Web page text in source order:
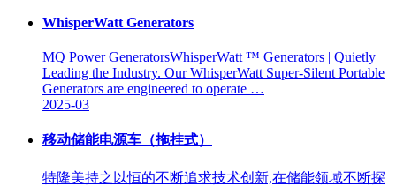
WhisperWatt Generators
MQ Power GeneratorsWhisperWatt ™ Generators | Quietly
Leading the Industry. Our WhisperWatt Super-Silent Portable
Generators are engineered to operate …
2025-03
移动储能电源车（拖挂式）
特隆美持之以恒的不断追求技术创新,在储能领域不断探